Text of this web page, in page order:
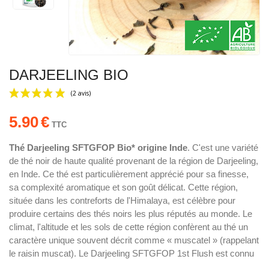
DARJEELING BIO
(2 avis)
5.90€ TTC
Thé Darjeeling SFTGFOP Bio* origine Inde. C'est une variété
de thé noir de haute qualité provenant de la région de Darjeeling,
en Inde. Ce thé est particulièrement apprécié pour sa finesse,
sa complexité aromatique et son goût délicat. Cette région,
située dans les contreforts de l'Himalaya, est célèbre pour
produire certains des thés noirs les plus réputés au monde. Le
climat, l'altitude et les sols de cette région confèrent au thé un
caractère unique souvent décrit comme « muscatel » (rappelant
le raisin muscat). Le Darjeeling SFTGFOP 1st Flush est connu